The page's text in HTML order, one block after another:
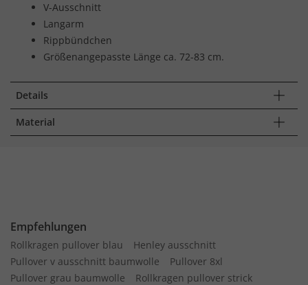
V-Ausschnitt
Langarm
Rippbündchen
Größenangepasste Länge ca. 72-83 cm.
Details
Material
Empfehlungen
Rollkragen pullover blau
Henley ausschnitt
Pullover v ausschnitt baumwolle
Pullover 8xl
Pullover grau baumwolle
Rollkragen pullover strick